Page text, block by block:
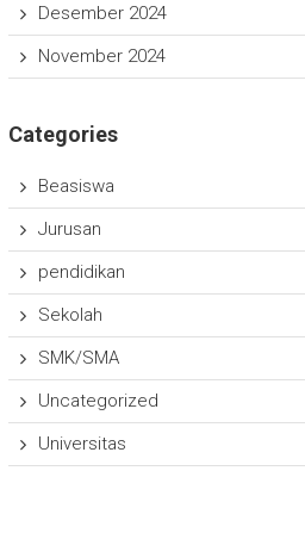
Desember 2024
November 2024
Categories
Beasiswa
Jurusan
pendidikan
Sekolah
SMK/SMA
Uncategorized
Universitas